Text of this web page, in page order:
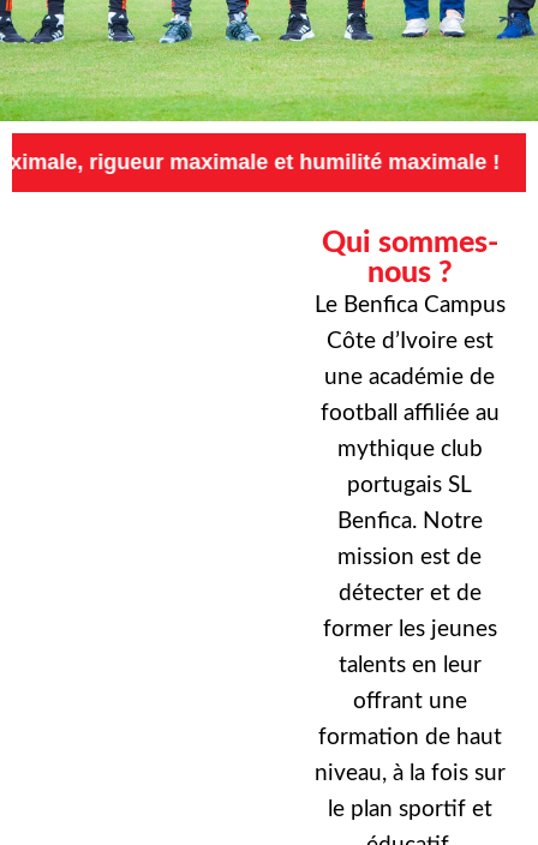
maximale et humilité maximale !
Qui sommes-
nous ?
Le Benfica Campus
Côte d’Ivoire est
une académie de
football affiliée au
mythique club
portugais SL
Benfica. Notre
mission est de
détecter et de
former les jeunes
talents en leur
offrant une
formation de haut
niveau, à la fois sur
le plan sportif et